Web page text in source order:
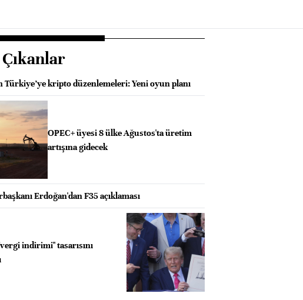
Türkiye’ye kripto düzenlemeleri: Yeni oyun planı
OPEC+ üyesi 8 ülke Ağustos'ta üretim
artışına gidecek
Erdoğan'dan F35 açıklaması
indirimi" tasarısını